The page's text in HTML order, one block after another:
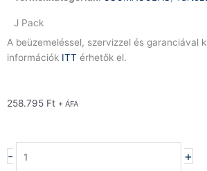
J Pack
A beüzemeléssel, szervizzel és garanciával
információk ITT érhetők el.
258.795 Ft + ÁFA
-
PLUS
+